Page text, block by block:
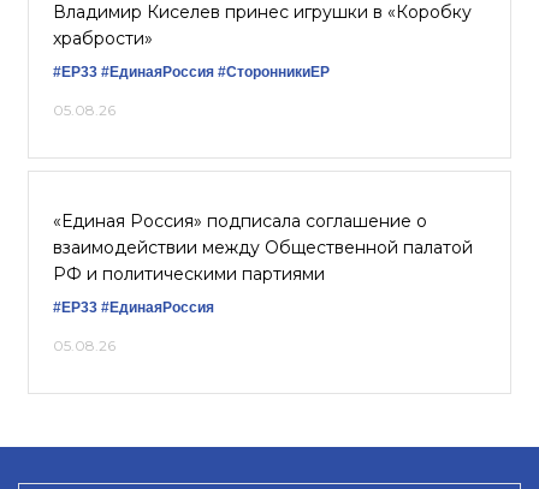
Владимир Киселев принес игрушки в «Коробку
храбрости»
#ЕР33 #ЕдинаяРоссия #СторонникиЕР
05.08.26
«Единая Россия» подписала соглашение о
взаимодействии между Общественной палатой
РФ и политическими партиями
#ЕР33 #ЕдинаяРоссия
05.08.26